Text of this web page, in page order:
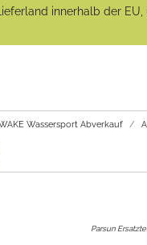
innerhalb der
Wassersport Abverkauf
Parsun